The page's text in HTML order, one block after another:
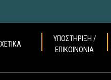
ΥΠΟΣΤΗΡΙΞΗ /
ΕΠΙΚΟΙΝΩΝΙΑ